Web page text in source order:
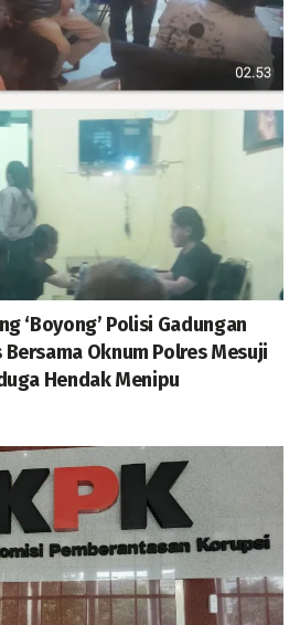
‘Boyong’ Polisi Gadungan
Oknum Polres Mesuji
Hendak Menipu